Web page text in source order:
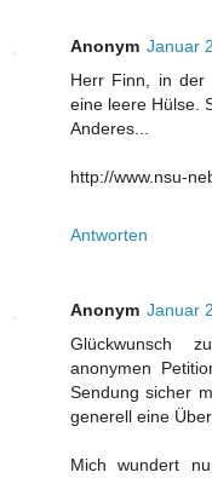
Anonym Januar
Herr Finn, in der
eine leere Hülse.
Anderes...
http://www.nsu-
Antworten
Anonym Januar
Glückwunsch
anonymen
Sendung sicher
generell eine
Mich wundert